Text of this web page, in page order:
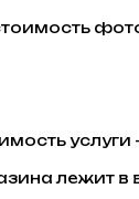
услуги
лежит